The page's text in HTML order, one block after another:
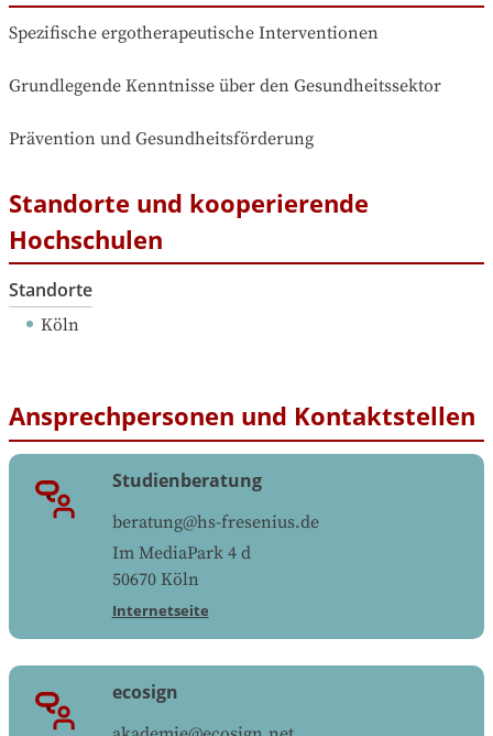
Spezifische ergotherapeutische Interventionen
Grundlegende Kenntnisse über den Gesundheitssektor
Prävention und Gesundheitsförderung
Standorte und kooperierende
Hochschulen
Standorte
Köln
Ansprechpersonen und Kontaktstellen
Studienberatung
beratung@hs-fresenius.de
Im MediaPark 4 d
50670 Köln
Internetseite
ecosign